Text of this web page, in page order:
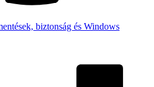
biztonság és Windows